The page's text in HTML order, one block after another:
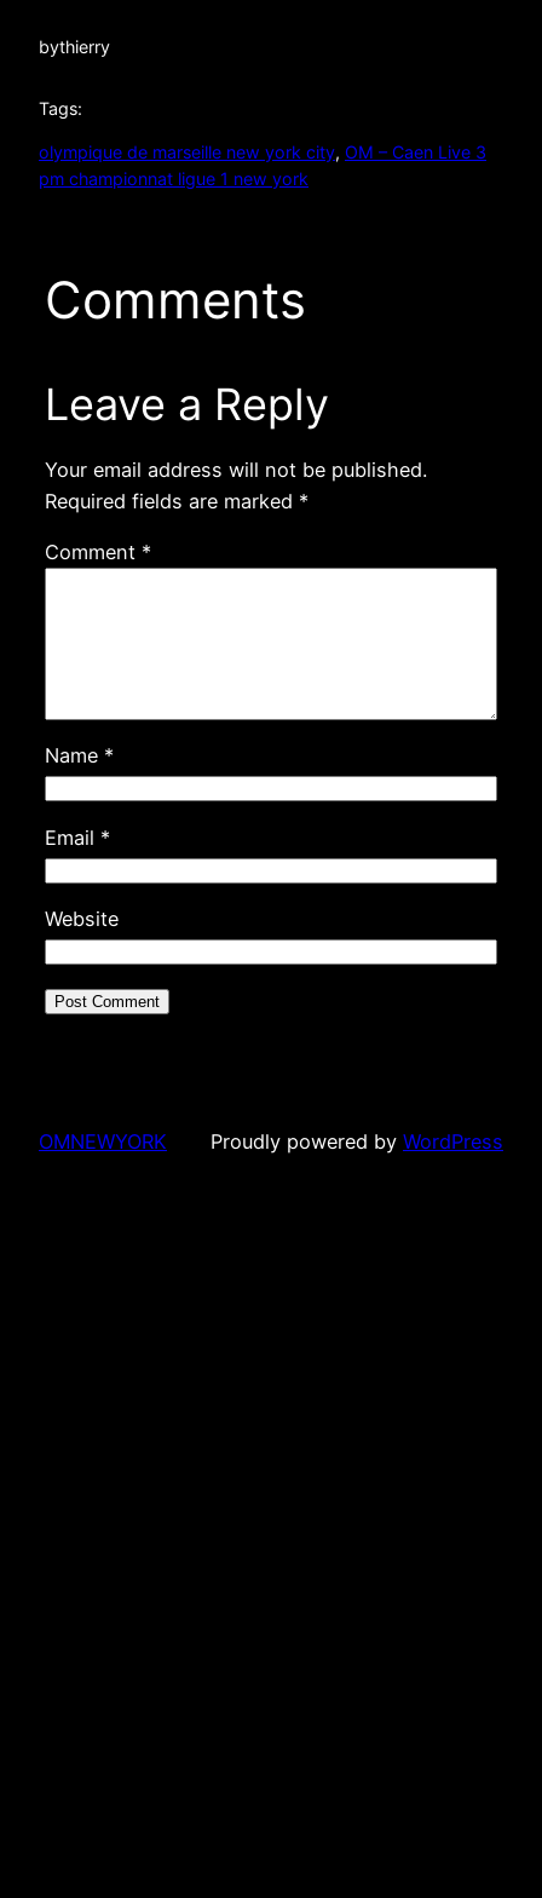
bythierry
Tags:
olympique de marseille new york city, OM – Caen Live 3
pm championnat ligue 1 new york
Comments
Leave a Reply
Your email address will not be published.
Required fields are marked *
Comment *
Name *
Email *
Website
OMNEWYORK Proudly powered by WordPress